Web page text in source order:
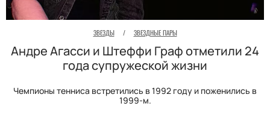
ЗВЕЗДЫ / ЗВЕЗДНЫЕ ПАРЫ
Андре Агасси и Штеффи Граф отметили 24
года супружеской жизни
Чемпионы тенниса встретились в 1992 году и поженились в
1999-м.